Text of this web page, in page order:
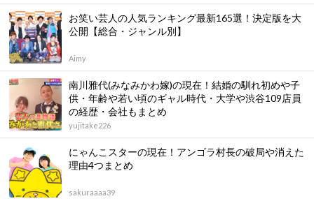
お笑い芸人の人気ランキング最新165選！決定版を大
公開【総合・ジャンル別】
Aimy
南川雅代(みなみかわ嫁)の現在！結婚の馴れ初めや子
供・年齢や若い頃のギャル時代・大学や渋谷109店員
の経歴・会社もまとめ
yujitake226
にゃんこスターの現在！アンゴラ村長の破局や消えた
理由4つまとめ
sakuraaaa39